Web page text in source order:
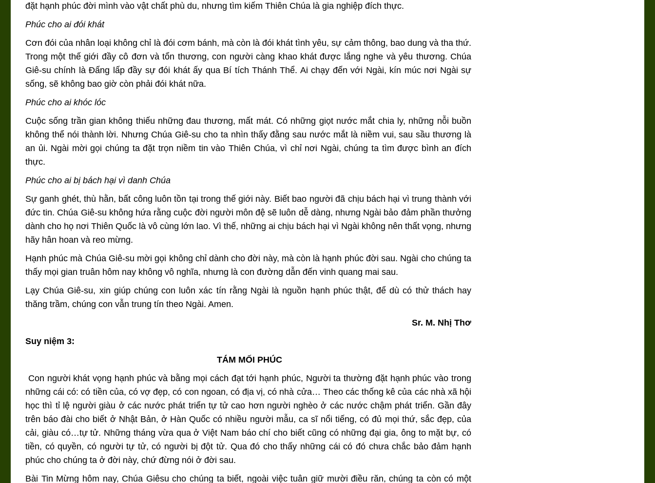
đặt hạnh phúc đời mình vào vật chất phù du, nhưng tìm kiếm Thiên Chúa là gia nghiệp đích thực.
Phúc cho ai đói khát
Cơn đói của nhân loại không chỉ là đói cơm bánh, mà còn là đói khát tình yêu, sự cảm thông, bao dung và tha thứ.
Trong một thế giới đầy cô đơn và tổn thương, con người càng khao khát được lắng nghe và yêu thương. Chúa
Giê-su chính là Đấng lấp đầy sự đói khát ấy qua Bí tích Thánh Thể. Ai chạy đến với Ngài, kín múc nơi Ngài sự
sống, sẽ không bao giờ còn phải đói khát nữa.
Phúc cho ai khóc lóc
Cuộc sống trần gian không thiếu những đau thương, mất mát. Có những giọt nước mắt chia ly, những nỗi buồn
không thể nói thành lời. Nhưng Chúa Giê-su cho ta nhìn thấy đằng sau nước mắt là niềm vui, sau sầu thương là
an ủi. Ngài mời gọi chúng ta đặt trọn niềm tin vào Thiên Chúa, vì chỉ nơi Ngài, chúng ta tìm được bình an đích
thực.
Phúc cho ai bị bách hại vì danh Chúa
Sự ganh ghét, thù hằn, bất công luôn tồn tại trong thế giới này. Biết bao người đã chịu bách hại vì trung thành với
đức tin. Chúa Giê-su không hứa rằng cuộc đời người môn đệ sẽ luôn dễ dàng, nhưng Ngài bảo đảm phần thưởng
dành cho họ nơi Thiên Quốc là vô cùng lớn lao. Vì thế, những ai chịu bách hại vì Ngài không nên thất vọng, nhưng
hãy hân hoan và reo mừng.
Hạnh phúc mà Chúa Giê-su mời gọi không chỉ dành cho đời này, mà còn là hạnh phúc đời sau. Ngài cho chúng ta
thấy mọi gian truân hôm nay không vô nghĩa, nhưng là con đường dẫn đến vinh quang mai sau.
Lạy Chúa Giê-su, xin giúp chúng con luôn xác tín rằng Ngài là nguồn hạnh phúc thật, để dù có thử thách hay
thăng trầm, chúng con vẫn trung tín theo Ngài. Amen.
Sr. M. Nhị Thơ
Suy niệm 3:
TÁM MỐI PHÚC
Con người khát vọng hạnh phúc và bằng mọi cách đạt tới hạnh phúc, Người ta thường đặt hạnh phúc vào trong
những cái có: có tiền của, có vợ đẹp, có con ngoan, có địa vị, có nhà cửa… Theo các thống kê của các nhà xã hội
học thì tỉ lệ người giàu ở các nước phát triển tự tử cao hơn người nghèo ở các nước chậm phát triển. Gần đây
trên báo đài cho biết ở Nhật Bản, ở Hàn Quốc có nhiều người mẫu, ca sĩ nổi tiếng, có đủ mọi thứ, sắc đẹp, của
cải, giàu có…tự tử. Những tháng vừa qua ở Việt Nam báo chí cho biết cũng có những đại gia, ông to mặt bự, có
tiền, có quyền, có người tự tử, có người bị đột tử. Qua đó cho thấy những cái có đó chưa chắc bảo đảm hạnh
phúc cho chúng ta ở đời này, chứ đừng nói ở đời sau.
Bài Tin Mừng hôm nay, Chúa Giêsu cho chúng ta biết, ngoài việc tuân giữ mười điều răn, chúng ta còn có một